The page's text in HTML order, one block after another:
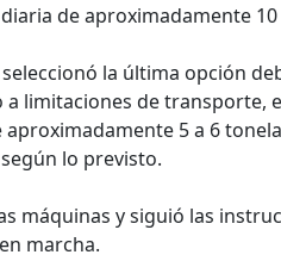
de aproximadamente
la última opción
a limitaciones de
5 a 6
lo previsto.
máquinas y siguió las
marcha.